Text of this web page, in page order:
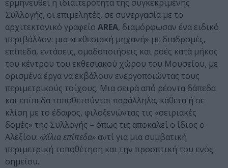
ερμηνευθεί η ιδιαιτερότητα της συγκεκριμένης
Συλλογής, οι επιμελητές, σε συνεργασία με το
αρχιτεκτονικό γραφείο AREA, διαμόρφωσαν ένα ειδικό
περιβάλλον: μια «εκθεσιακή μηχανή» με διαδρομές,
επίπεδα, εντάσεις, ομαδοποιήσεις και ροές κατά μήκος
του κέντρου του εκθεσιακού χώρου του Μουσείου, με
ορισμένα έργα να εκβάλουν ενεργοποιώντας τους
περιμετρικούς τοίχους. Μια σειρά από ρέοντα δάπεδα
και επίπεδα τοποθετούνται παράλληλα, κάθετα ή σε
κλίση με το έδαφος, φιλοξενώντας τις «σειριακές
δομές» της Συλλογής – όπως τις αποκαλεί ο ίδιος ο
Αλεξίου: «Χίλια επίπεδα» αντί για μια συμβατική
περιμετρική τοποθέτηση και την προοπτική του ενός
σημείου.